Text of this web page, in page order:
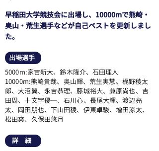
早稲田大学競技会に出場し、10000mで熊崎・
奥山・荒生選手などが自己ベストを更新しまし
た。
出場選手
5000m:家吉新大、鈴木隆介、石田理人
10000m:熊崎貴哉、奥山輝、荒生実慧、梶野稜太
郎、大沼翼、永吉恭理、藤城裕大、兼原尚也、吉
田周、十文字優一、石川心、長尾大輝、渡辺亮
太、岡田朋也、下山田稜、伊東卓駿、増田涼太、
松田爽、久保田悠月
詳 細